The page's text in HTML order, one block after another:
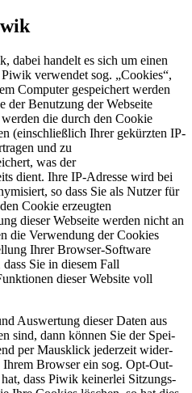
dabei handelt es sich um einen
verwendet sog. „Cookies“,
Computer gespeichert werden
der Benutzung der Webseite
die durch den Cookie
(einschließlich Ihrer gekürzten IP-
und zu
was der
dient. Ihre IP-Adresse wird bei
so dass Sie als Nutzer für
Cookie erzeugten
dieser Webseite werden nicht an
die Verwendung der Cookies
Ihrer Browser-Software
Sie in diesem Fall
dieser Website voll
Aus­wer­tung die­ser Daten aus
sind, dann kön­nen Sie der Spei­
per Maus­klick jederzeit wider­
Browser ein sog. Opt-Out-
dass Piwik kei­ner­lei Sit­zungs­